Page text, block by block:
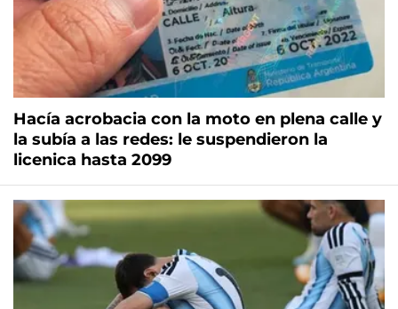
Hacía acrobacia con la moto en plena calle y
la subía a las redes: le suspendieron la
licenica hasta 2099